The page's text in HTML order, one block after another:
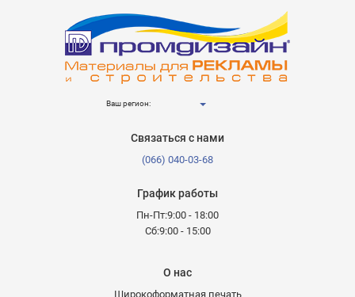
Ваш регион:
Связаться с нами
(066) 040-03-68
График работы
Пн-Пт:9:00 - 18:00
Сб:9:00 - 15:00
О нас
Широкоформатная печать